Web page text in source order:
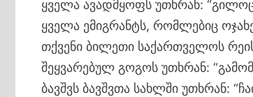
ყველა ავადმყოფს უთხრან:
ყველა ემიგრანტს, რომლებიც
თქვენი ბილეთი საქართველოს
შეყვარებულ გოგოს უთხრან:
ბავშვს ბავშვთა სახლში უთხრან: